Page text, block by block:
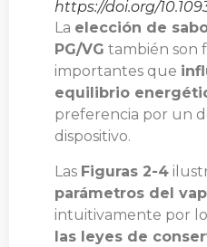
https://doi.org/
La elección de
PG/VG también son
importantes que
equilibrio
preferencia por un
dispositivo.
Las Figuras 2-4
parámetros del
intuitivamente por
las leyes de